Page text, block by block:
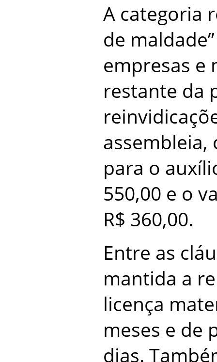
A categoria
de
empresas e
restante da
assembleia,
para o
550,00 e o
R$ 360,00.
Entre as
mantida a
licença
meses e de
dias.